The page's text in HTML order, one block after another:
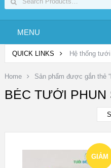
MENU
QUICK LINKS Hệ thống
Home Sản phẩm được gắn thẻ
BÉC TƯỚI
GIẢM